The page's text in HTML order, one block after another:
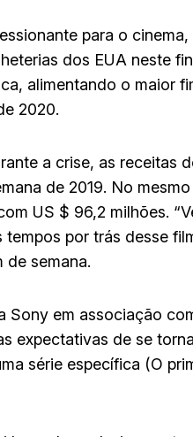
para o cinema,
dos EUA neste
alimentando o maior
2020.
a crise, as receitas
de 2019. No
US $ 96,2 milhões.
por trás desse
de semana.
Sony em associação
expectativas de se
série específica (O